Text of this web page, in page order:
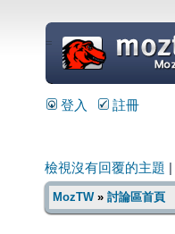
=
登入 註冊
檢視沒有回覆的主題
MozTW» 討論區首頁